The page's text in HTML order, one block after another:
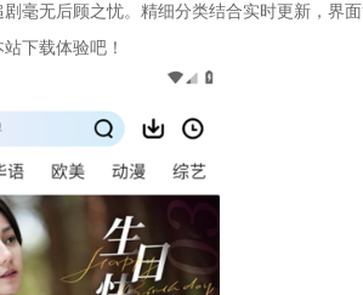
毫无后顾之忧。精细分类结合实时更新，界面
下载体验吧！